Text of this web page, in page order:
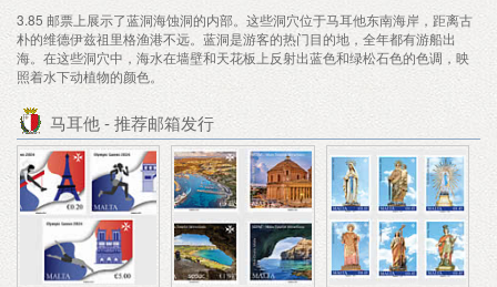
3.85 邮票上展示了蓝洞海蚀洞的内部。这些洞穴位于马耳他东南海岸，距离古
朴的维德伊兹祖里格渔港不远。蓝洞是游客的热门目的地，全年都有游船出
海。在这些洞穴中，海水在墙壁和天花板上反射出蓝色和绿松石色的色调，映
照着水下动植物的颜色。
马耳他 - 推荐邮箱发行